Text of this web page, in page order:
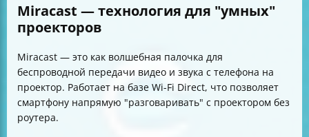
Miracast — технология для "умных"
проекторов
Miracast — это как волшебная палочка для
беспроводной передачи видео и звука с телефона на
проектор. Работает на базе Wi-Fi Direct, что позволяет
смартфону напрямую "разговаривать" с проектором без
роутера.